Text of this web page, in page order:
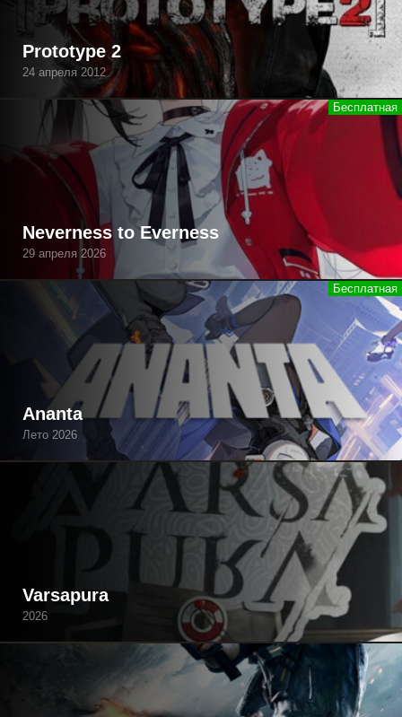
Prototype 2
24 апреля 2012
Neverness to Everness
29 апреля 2026
Ananta
Лето 2026
Varsapura
2026